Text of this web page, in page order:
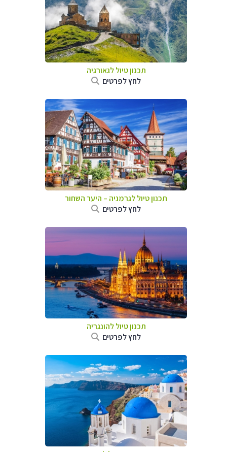
תכנון טיול לגאורגיה
לחץ לפרטים
תכנון טיול לגרמניה – היער השחור
לחץ לפרטים
תכנון טיול להונגריה
לחץ לפרטים